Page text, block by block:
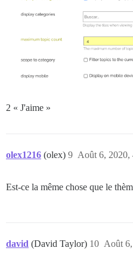
2 « J'aime »
olex1216 (olex) Août 6, 2020,
9
Est-ce la même chose que le
david (David Taylor) Août
10